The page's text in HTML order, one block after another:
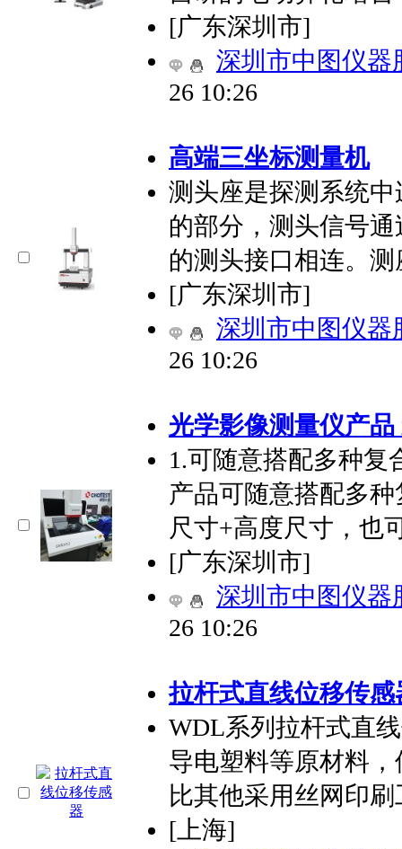
[广东深圳市]
深圳市中图仪器
26 10:26
高端三坐标测量机
测头座是探测系统
的部分，测头信号
的测头接口相连。
[广东深圳市]
深圳市中图仪器
26 10:26
光学影像测量仪产
1.可随意搭配多种复
产品可随意搭配多
尺寸+高度尺寸，也
[广东深圳市]
深圳市中图仪器
26 10:26
拉杆式直线位移传感
WDL系列拉杆式直
导电塑料等原材料
比其他采用丝网印
[上海]